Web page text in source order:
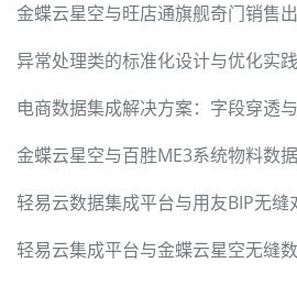
金蝶云星空与旺店通旗舰奇门销售
异常处理类的标准化设计与优化实践
电商数据集成解决方案：字段穿透
金蝶云星空与百胜ME3系统物料数
轻易云数据集成平台与用友BIP无缝
轻易云集成平台与金蝶云星空无缝